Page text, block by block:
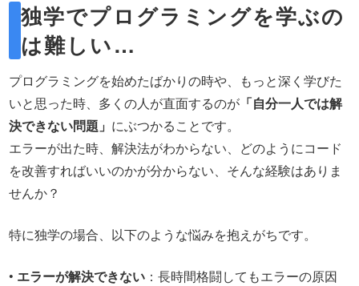
独学でプログラミングを学ぶの
は難しい…
プログラミングを始めたばかりの時や、もっと深く学びた
いと思った時、多くの人が直面するのが 「自分一人では解
決できない問題」 にぶつかることです。
エラーが出た時、解決法がわからない、どのようにコード
を改善すればいいのかが分からない、そんな経験はありま
せんか？
特に独学の場合、以下のような悩みを抱えがちです。
• エラーが解決できない ：長時間格闘してもエラーの原因